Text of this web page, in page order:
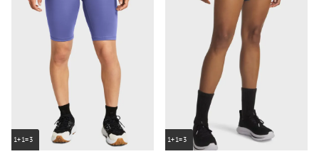
1+1=3 1+1=3